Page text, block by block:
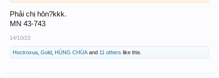
Phải chị hôn?kkk.
MN 43-743
14/10/23
Hoctroxua Gold HÙNG CHÙA and 11 others like this.